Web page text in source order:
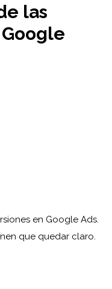
las
en Google Ads.
que quedar claro.